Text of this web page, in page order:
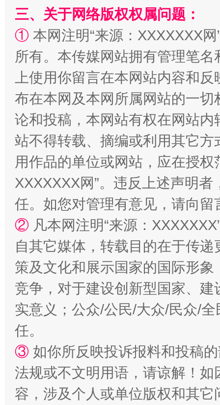
规模最大的光氢储一体化项目 走
镜头丨大暑三秋近 山西：
如何以同查同治破解风腐交织难题 养老服
三、关于网络版权权属问题：
① 本网注明“来源：XXXXXXX
所有。本传媒网站拥有管理笔
上使用你留言在本网站内容和
布在本网及本网所属网站的一
论和投稿，本网站有权在网站
站不得转载、摘编或利用其它
用作品的单位或网站，应在授
XXXXXXX网”。违反上述声明
任。如您对管理有意见，请向
② 凡本网注明“来源：
自其它媒体，转载目的在于传
策及文化和展示国家的国际形
竞争，对于建设创新型国家、
实意义；公众/公民/大众/民众/
任。
③ 如你所反映投诉报料和投稿
法规或不文明用语，请谅解！
容，涉及个人或单位版权和其它